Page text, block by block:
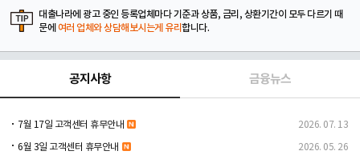
대출나라에 광고 중인 등록업체마다 기준과 상품, 금리, 상환기간이 모두 다르기 때
문에 여러 업체와 상담해보시는게 유리합니다.
공지사항 금융뉴스
7월 17일 고객센터 휴무안내 2026. 07. 13
6월 3일 고객센터 휴무안내 2026. 05. 26